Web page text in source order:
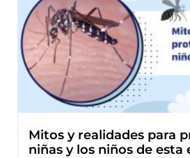
Mitos y realidades para
niñas y los niños de esta